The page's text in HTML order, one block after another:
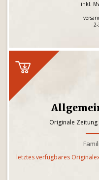
inkl.
Originale
letztes verfügbares